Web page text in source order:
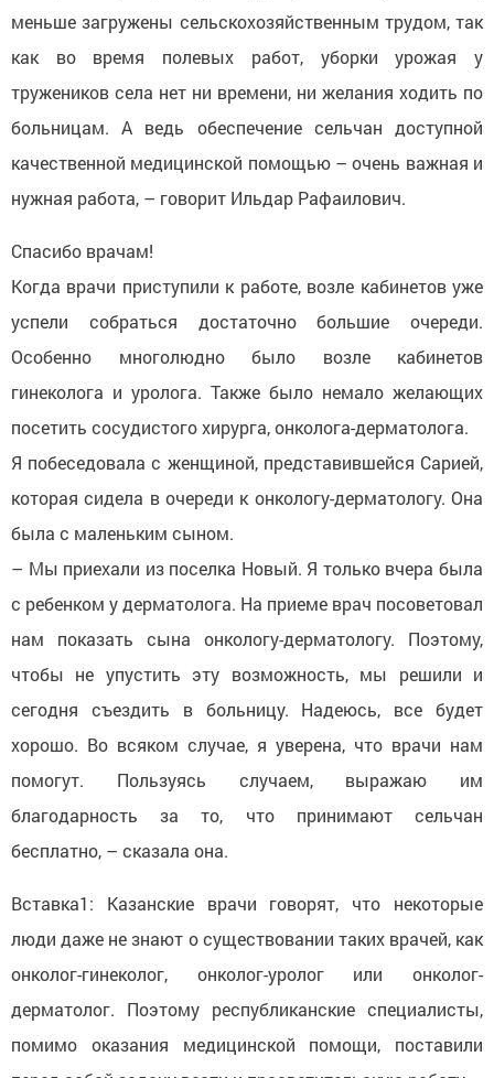
меньше загружены сельскохозяйственным трудом, так
как во время полевых работ, уборки урожая у
тружеников села нет ни времени, ни желания ходить по
больницам. А ведь обеспечение сельчан доступной
качественной медицинской помощью – очень важная и
нужная работа, – говорит Ильдар Рафаилович.
Спасибо врачам!
Когда врачи приступили к работе, возле кабинетов уже
успели собраться достаточно большие очереди.
Особенно многолюдно было возле кабинетов
гинеколога и уролога. Также было немало желающих
посетить сосудистого хирурга, онколога-дерматолога.
Я побеседовала с женщиной, представившейся Сарией,
которая сидела в очереди к онкологу-дерматологу. Она
была с маленьким сыном.
– Мы приехали из поселка Новый. Я только вчера была
с ребенком у дерматолога. На приеме врач посоветовал
нам показать сына онкологу-дерматологу. Поэтому,
чтобы не упустить эту возможность, мы решили и
сегодня съездить в больницу. Надеюсь, все будет
хорошо. Во всяком случае, я уверена, что врачи нам
помогут. Пользуясь случаем, выражаю им
благодарность за то, что принимают сельчан
бесплатно, – сказала она.
Вставка1: Казанские врачи говорят, что некоторые
люди даже не знают о существовании таких врачей, как
онколог-гинеколог, онколог-уролог или онколог-
дерматолог. Поэтому республиканские специалисты,
помимо оказания медицинской помощи, поставили